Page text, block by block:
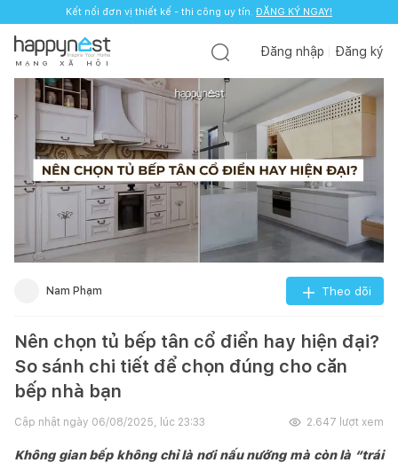
Kết nối đơn vị thiết kế - thi công uy tín. ĐĂNG KÝ NGAY!
M Ạ N G X Ã H Ộ I
Đăng nhập Đăng ký
Nam Phạm Theo dõi
Nên chọn tủ bếp tân cổ điển hay hiện đại?
So sánh chi tiết để chọn đúng cho căn
bếp nhà bạn
Cập nhật ngày 06/08/2025, lúc 23:33 2.647 lượt xem
Không gian bếp không chỉ là nơi nấu nướng mà còn là “trái